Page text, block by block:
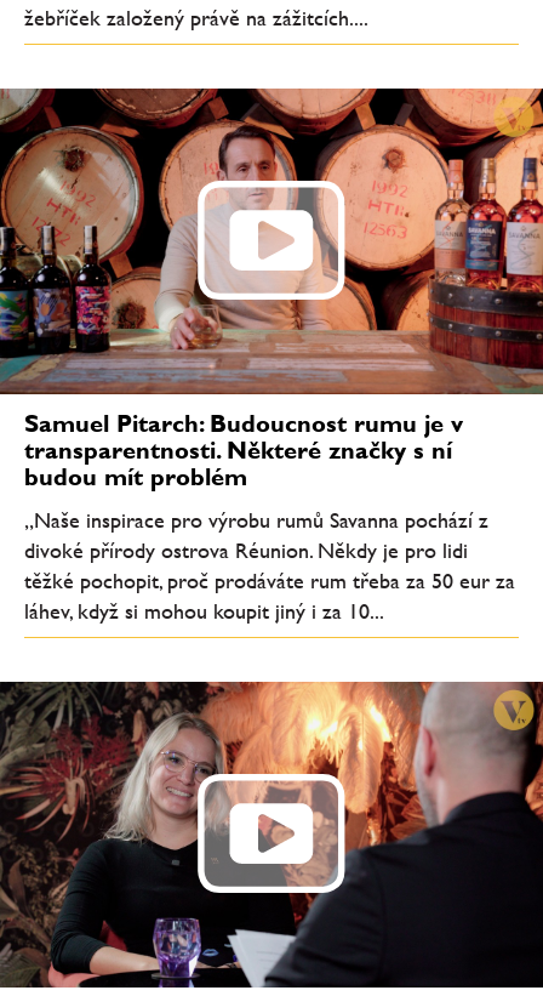
žebříček založený právě na zážitcích....
Samuel Pitarch: Budoucnost rumu je v
transparentnosti. Některé značky s ní
budou mít problém
„Naše inspirace pro výrobu rumů Savanna pochází z
divoké přírody ostrova Réunion. Někdy je pro lidi
těžké pochopit, proč prodáváte rum třeba za 50 eur za
láhev, když si mohou koupit jiný i za 10...